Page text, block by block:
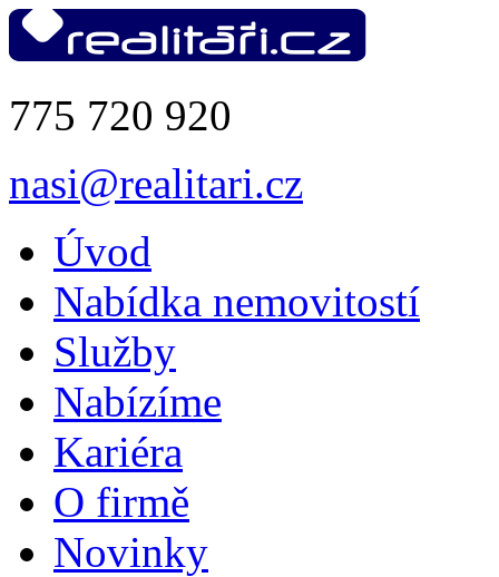
775 720 920
nasi@realitari.cz
Úvod
Nabídka nemovitostí
Služby
Nabízíme
Kariéra
O firmě
Novinky